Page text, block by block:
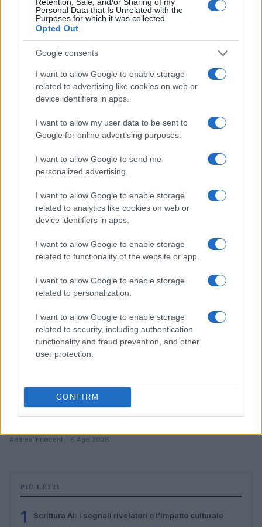
Personal Data that Is Unrelated with the
Purposes for which it was collected.
Opted Out
Google consents
I want to allow Google to enable storage
related to advertising like cookies on web or
device identifiers in apps.
I want to allow my user data to be sent to
Google for online advertising purposes.
I want to allow Google to send me
personalized advertising.
I want to allow Google to enable storage
related to analytics like cookies on web or
device identifiers in apps.
I want to allow Google to enable storage
related to functionality of the website or app.
I want to allow Google to enable storage
related to personalization.
I want to allow Google to enable storage
related to security, including authentication
functionality and fraud prevention, and other
user protection.
CONFIRM
Susanna Riva · 6 Ago 2026
Scopri il Voucher Doppia Transizione 2026 per
Digitalizzazione e Sostenibilità
Linda Pellegrini · 6 Ago 2026
Morocco’s dominance in certified data centers
Andrea Innocenti · 6 Ago 2026
PIÙ LETTI
1 Scrittura AI: i segnali rivelatori e l’impatto culturale